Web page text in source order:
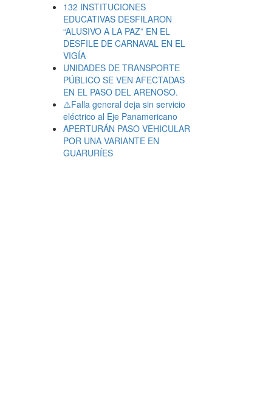
132 INSTITUCIONES
EDUCATIVAS DESFILARON
“ALUSIVO A LA PAZ” EN EL
DESFILE DE CARNAVAL EN EL
VIGÍA
UNIDADES DE TRANSPORTE
PÚBLICO SE VEN AFECTADAS
EN EL PASO DEL ARENOSO.
⚠️Falla general deja sin servicio
eléctrico al Eje Panamericano
APERTURÁN PASO VEHICULAR
POR UNA VARIANTE EN
GUARURÍES